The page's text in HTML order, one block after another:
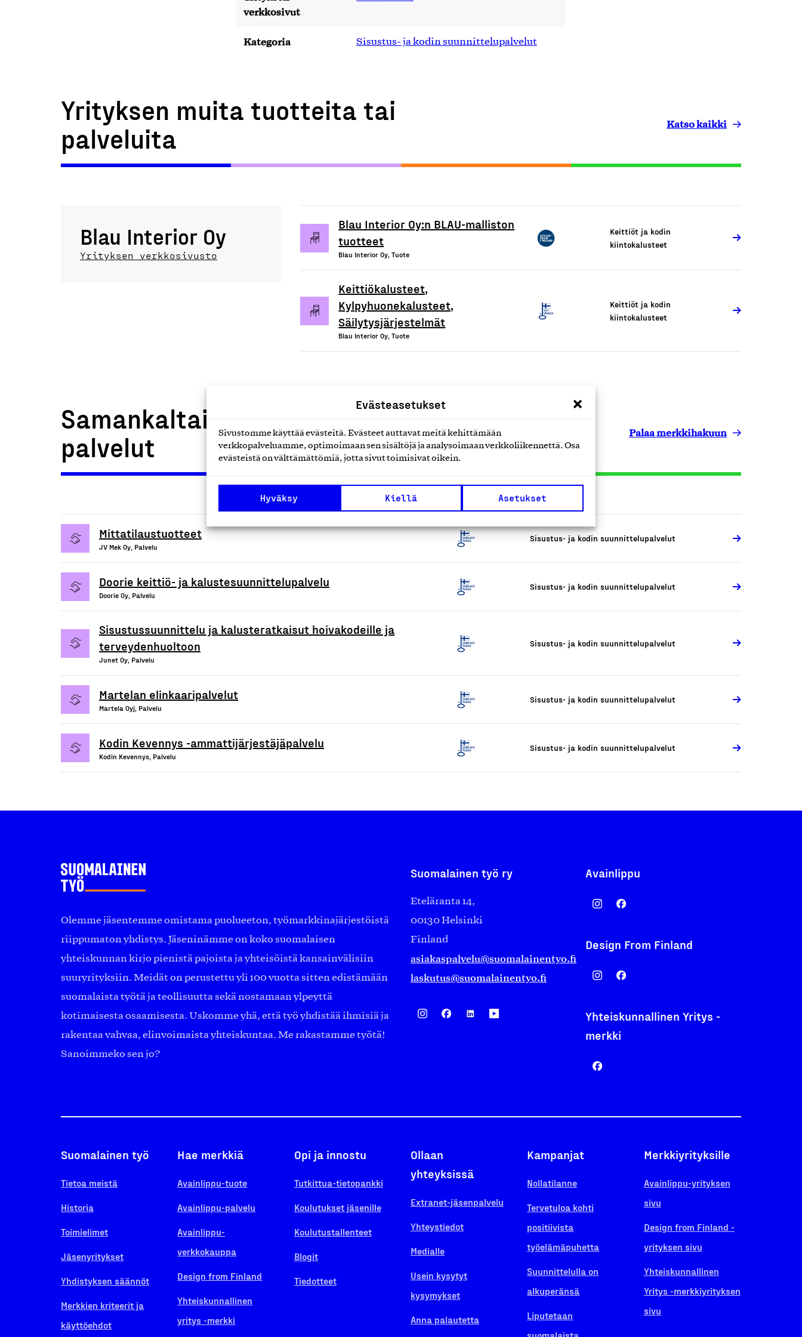
Evästeasetukset
Sivustomme käyttää evästeitä. Evästeet auttavat meitä kehittämään
verkkopalveluamme, optimoimaan sen sisältöjä ja analysoimaan verkkoliikennettä. Osa
evästeistä on välttämättömiä, jotta sivut toimisivat oikein.
Hyväksy Kiellä Asetukset
verkkosivut
Kategoria Sisustus- ja kodin suunnittelupalvelut
Yrityksen muita tuotteita tai
palveluita
Katso kaikki
Blau Interior Oy
Yrityksen verkkosivusto
Blau Interior Oy:n BLAU-malliston
tuotteet
Blau Interior Oy, Tuote
Keittiöt ja kodin
kiintokalusteet
Keittiökalusteet,
Kylpyhuonekalusteet,
Säilytysjärjestelmät
Blau Interior Oy, Tuote
Keittiöt ja kodin
kiintokalusteet
Samankaltaiset tuotteet tai
palvelut
Palaa merkkihakuun
Mittatilaustuotteet
JV Mek Oy, Palvelu
Sisustus- ja kodin suunnittelupalvelut
Doorie keittiö- ja kalustesuunnittelupalvelu
Doorie Oy, Palvelu
Sisustus- ja kodin suunnittelupalvelut
Sisustussuunnittelu ja kalusteratkaisut hoivakodeille ja
terveydenhuoltoon
Junet Oy, Palvelu
Sisustus- ja kodin suunnittelupalvelut
Martelan elinkaaripalvelut
Martela Oyj, Palvelu
Sisustus- ja kodin suunnittelupalvelut
Kodin Kevennys -ammattijärjestäjäpalvelu
Kodin Kevennys, Palvelu
Sisustus- ja kodin suunnittelupalvelut
Olemme jäsentemme omistama puolueeton, työmarkkinajärjestöistä
riippumaton yhdistys. Jäseninämme on koko suomalaisen
yhteiskunnan kirjo pienistä pajoista ja yhteisöistä kansainvälisiin
suuryrityksiin. Meidät on perustettu yli 100 vuotta sitten edistämään
suomalaista työtä ja teollisuutta sekä nostamaan ylpeyttä
kotimaisesta osaamisesta. Uskomme yhä, että työ yhdistää ihmisiä ja
rakentaa vahvaa, elinvoimaista yhteiskuntaa. Me rakastamme työtä!
Sanoimmeko sen jo?
Suomalainen työ ry
Eteläranta 14,
00130 Helsinki
Finland
asiakaspalvelu@suomalainentyo.fi
laskutus@suomalainentyo.fi
Avainlippu
Design From Finland
Yhteiskunnallinen Yritys -
merkki
Suomalainen työ
Tietoa meistä
Historia
Toimielimet
Jäsenyritykset
Yhdistyksen säännöt
Merkkien kriteerit ja
käyttöehdot
Hae merkkiä
Avainlippu-tuote
Avainlippu-palvelu
Avainlippu-
verkkokauppa
Design from Finland
Yhteiskunnallinen
yritys -merkki
Opi ja innostu
Tutkittua-tietopankki
Koulutukset jäsenille
Koulutustallenteet
Blogit
Tiedotteet
Ollaan
yhteyksissä
Extranet-jäsenpalvelu
Yhteystiedot
Medialle
Usein kysytyt
kysymykset
Anna palautetta
Kampanjat
Nollatilanne
Tervetuloa kohti
positiivista
työelämäpuhetta
Suunnittelulla on
alkuperänsä
Liputetaan
Merkkiyrityksille
Avainlippu-yrityksen
sivu
Design from Finland -
yrityksen sivu
Yhteiskunnallinen
Yritys -merkkiyrityksen
sivu